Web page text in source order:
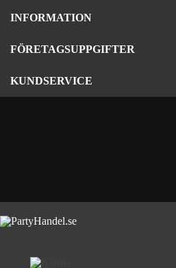
INFORMATION
FÖRETAGSUPPGIFTER
KUNDSERVICE